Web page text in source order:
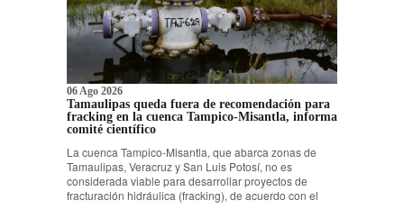
06 Ago 2026
Tamaulipas queda fuera de recomendación para
fracking en la cuenca Tampico-Misantla, informa
comité científico
La cuenca Tampico-Misantla, que abarca zonas de
Tamaulipas, Veracruz y San Luis Potosí, no es
considerada viable para desarrollar proyectos de
fracturación hidráulica (fracking), de acuerdo con el